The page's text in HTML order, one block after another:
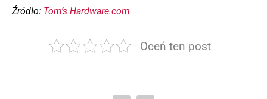
Źródło: Tom’s Hardware.com
Oceń ten post